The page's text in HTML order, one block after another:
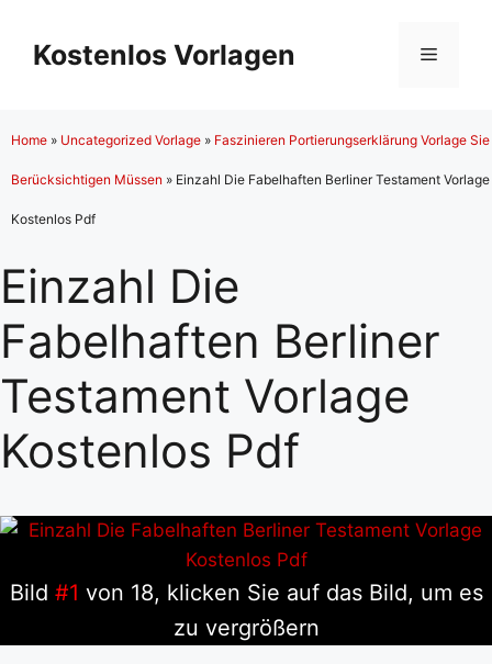
Inhalt
springen
Kostenlos Vorlagen Menü
Home » Uncategorized Vorlage » Faszinieren Portierungserklärung Vorlage Sie
Berücksichtigen Müssen » Einzahl Die Fabelhaften Berliner Testament Vorlage
Kostenlos Pdf
Einzahl Die
Fabelhaften Berliner
Testament Vorlage
Kostenlos Pdf
Bild #1 von 18, klicken Sie auf das Bild, um es
zu vergrößern